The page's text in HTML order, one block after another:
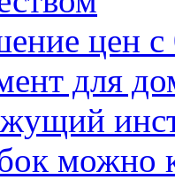
цен
для
можно